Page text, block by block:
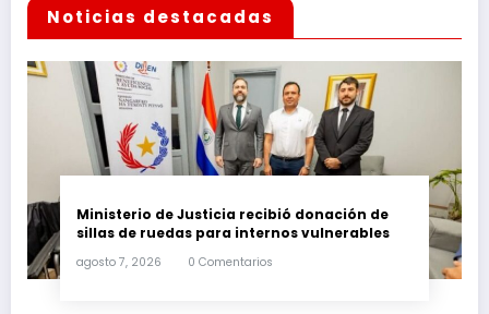
Noticias destacadas
Ministerio de Justicia recibió donación de
sillas de ruedas para internos vulnerables
agosto 7, 2026 0 Comentarios